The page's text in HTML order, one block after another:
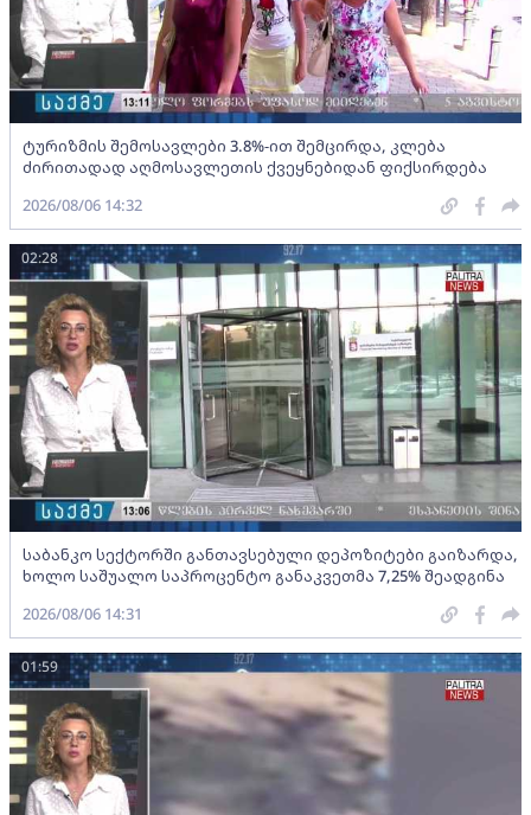
ტურიზმის შემოსავლები 3.8%-ით შემცირდა, კლება
ძირითადად აღმოსავლეთის ქვეყნებიდან ფიქსირდება
2026/08/06 14:32
საბანკო სექტორში განთავსებული დეპოზიტები გაიზარდა,
ხოლო საშუალო საპროცენტო განაკვეთმა 7,25% შეადგინა
02:28
2026/08/06 14:31
01:59